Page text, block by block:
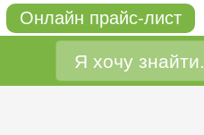
Онлайн прайс-лист